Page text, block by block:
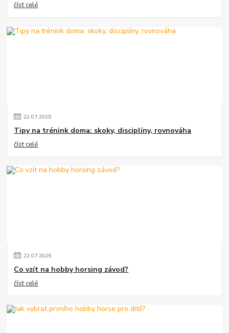
číst celé
22.07.2025
Tipy na trénink doma: skoky, disciplíny, rovnováha
číst celé
22.07.2025
Co vzít na hobby horsing závod?
číst celé